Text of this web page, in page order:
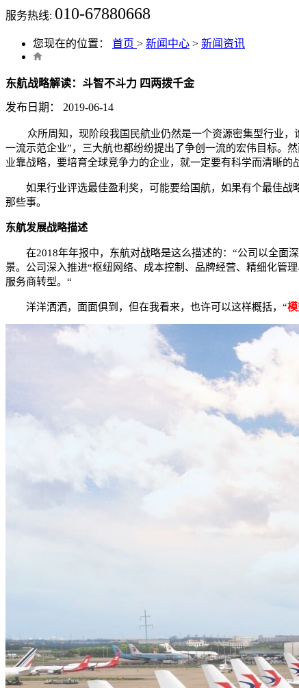
服务热线: 010-67880668
您现在的位置： 首页 > 新闻中心 > 新闻资讯
东航战略解读：斗智不斗力 四两拨千金
发布日期： 2019-06-14
众所周知，现阶段我国民航业仍然是一个资源密集型行业
一流示范企业”，三大航也都纷纷提出了争创一流的宏伟目标。
业靠战略，要培育全球竞争力的企业，就一定要有科学而清晰的
如果行业评选最佳盈利奖，可能要给国航，如果有个最佳战
那些事。
东航发展战略描述
在2018年年报中，东航对战略是这么描述的：“公司以全面深
景。公司深入推进“枢纽网络、成本控制、品牌经营、精细化管
服务商转型。“
洋洋洒洒，面面俱到，但在我看来，也许可以这样概括，“